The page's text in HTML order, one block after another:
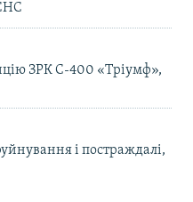
ЗРК С-400 «Тріумф»,
і постраждалі,